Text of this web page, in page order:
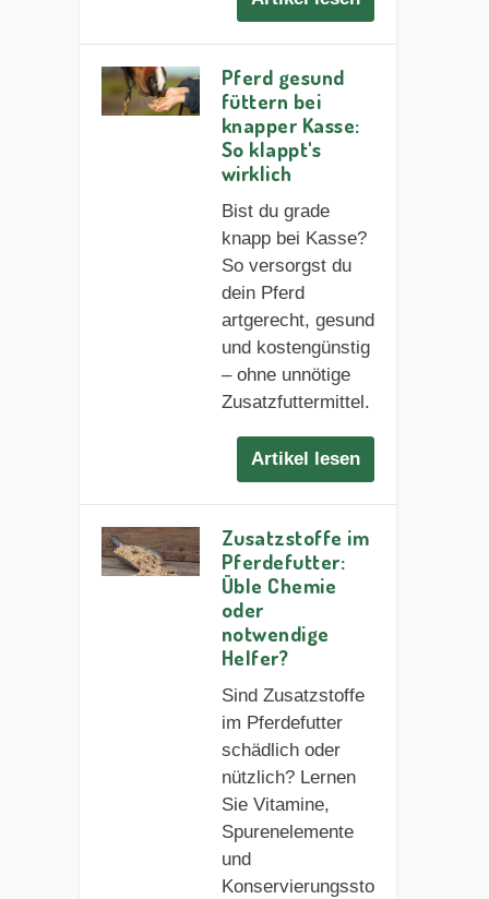
Pferd gesund
füttern bei
knapper Kasse:
So klappt's
wirklich
Bist du grade
knapp bei Kasse?
So versorgst du
dein Pferd
artgerecht, gesund
und kostengünstig
– ohne unnötige
Zusatzfuttermittel.
Artikel lesen
Zusatzstoffe im
Pferdefutter:
Üble Chemie
oder
notwendige
Helfer?
Sind Zusatzstoffe
im Pferdefutter
schädlich oder
nützlich? Lernen
Sie Vitamine,
Spurenelemente
und
Konservierungssto